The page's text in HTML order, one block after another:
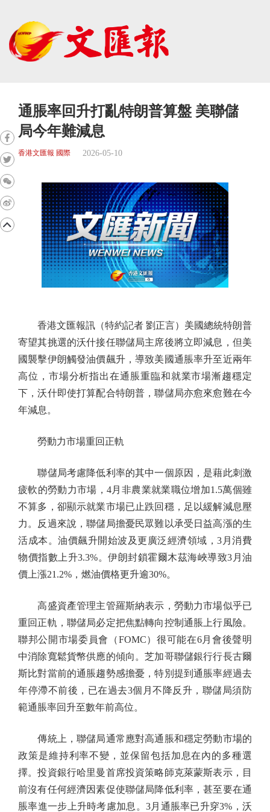
通脹率回升打亂特朗普算盤 美聯儲
局今年難減息
香港文匯報 國際 2026-05-10
香港文匯報訊（特約記者 劉正言）美國總統特朗普
寄望其挑選的沃什接任聯儲局主席後將立即減息，但美
國襲擊伊朗觸發油價飆升，導致美國通脹率升至近兩年
高位，市場分析指出在通脹重臨和就業市場漸趨穩定
下，沃什即使打算配合特朗普，聯儲局亦愈來愈難在今
年減息。
勞動力市場重回正軌
聯儲局考慮降低利率的其中一個原因，是藉此刺激
疲軟的勞動力市場，4月非農業就業職位增加1.5萬個雖
不算多，卻顯示就業市場已止跌回穩，足以緩解減息壓
力。反過來說，聯儲局擔憂民眾難以承受日益高漲的生
活成本。油價飆升開始波及更廣泛經濟領域，3月消費
物價指數上升3.3%。伊朗封鎖霍爾木茲海峽導致3月油
價上漲21.2%，燃油價格更升逾30%。
高盛資產管理主管羅斯納表示，勞動力市場似乎已
重回正軌，聯儲局必定把焦點轉向控制通脹上行風險。
聯邦公開市場委員會（FOMC）很可能在6月會後聲明
中消除寬鬆貨幣供應的傾向。芝加哥聯儲銀行行長古爾
斯比對當前的通脹趨勢感擔憂，特別提到通脹率經過去
年停滯不前後，已在過去3個月不降反升，聯儲局須防
範通脹率回升至數年前高位。
傳統上，聯儲局通常應對高通脹和穩定勞動市場的
政策是維持利率不變，並保留包括加息在內的多種選
擇。投資銀行哈里曼首席投資策略師克萊蒙斯表示，目
前沒有任何經濟因素促使聯儲局降低利率，甚至要在通
脹率進一步上升時考慮加息。3月通脹率已升穿3%，沃